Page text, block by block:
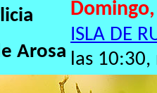
Arosa
ISLA DE
las 10:30,